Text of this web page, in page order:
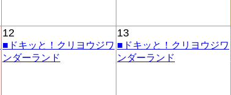
12
■ドキッと！クリヨウジワ
ンダーランド
13
■ドキッと！クリヨウジワ
ンダーランド